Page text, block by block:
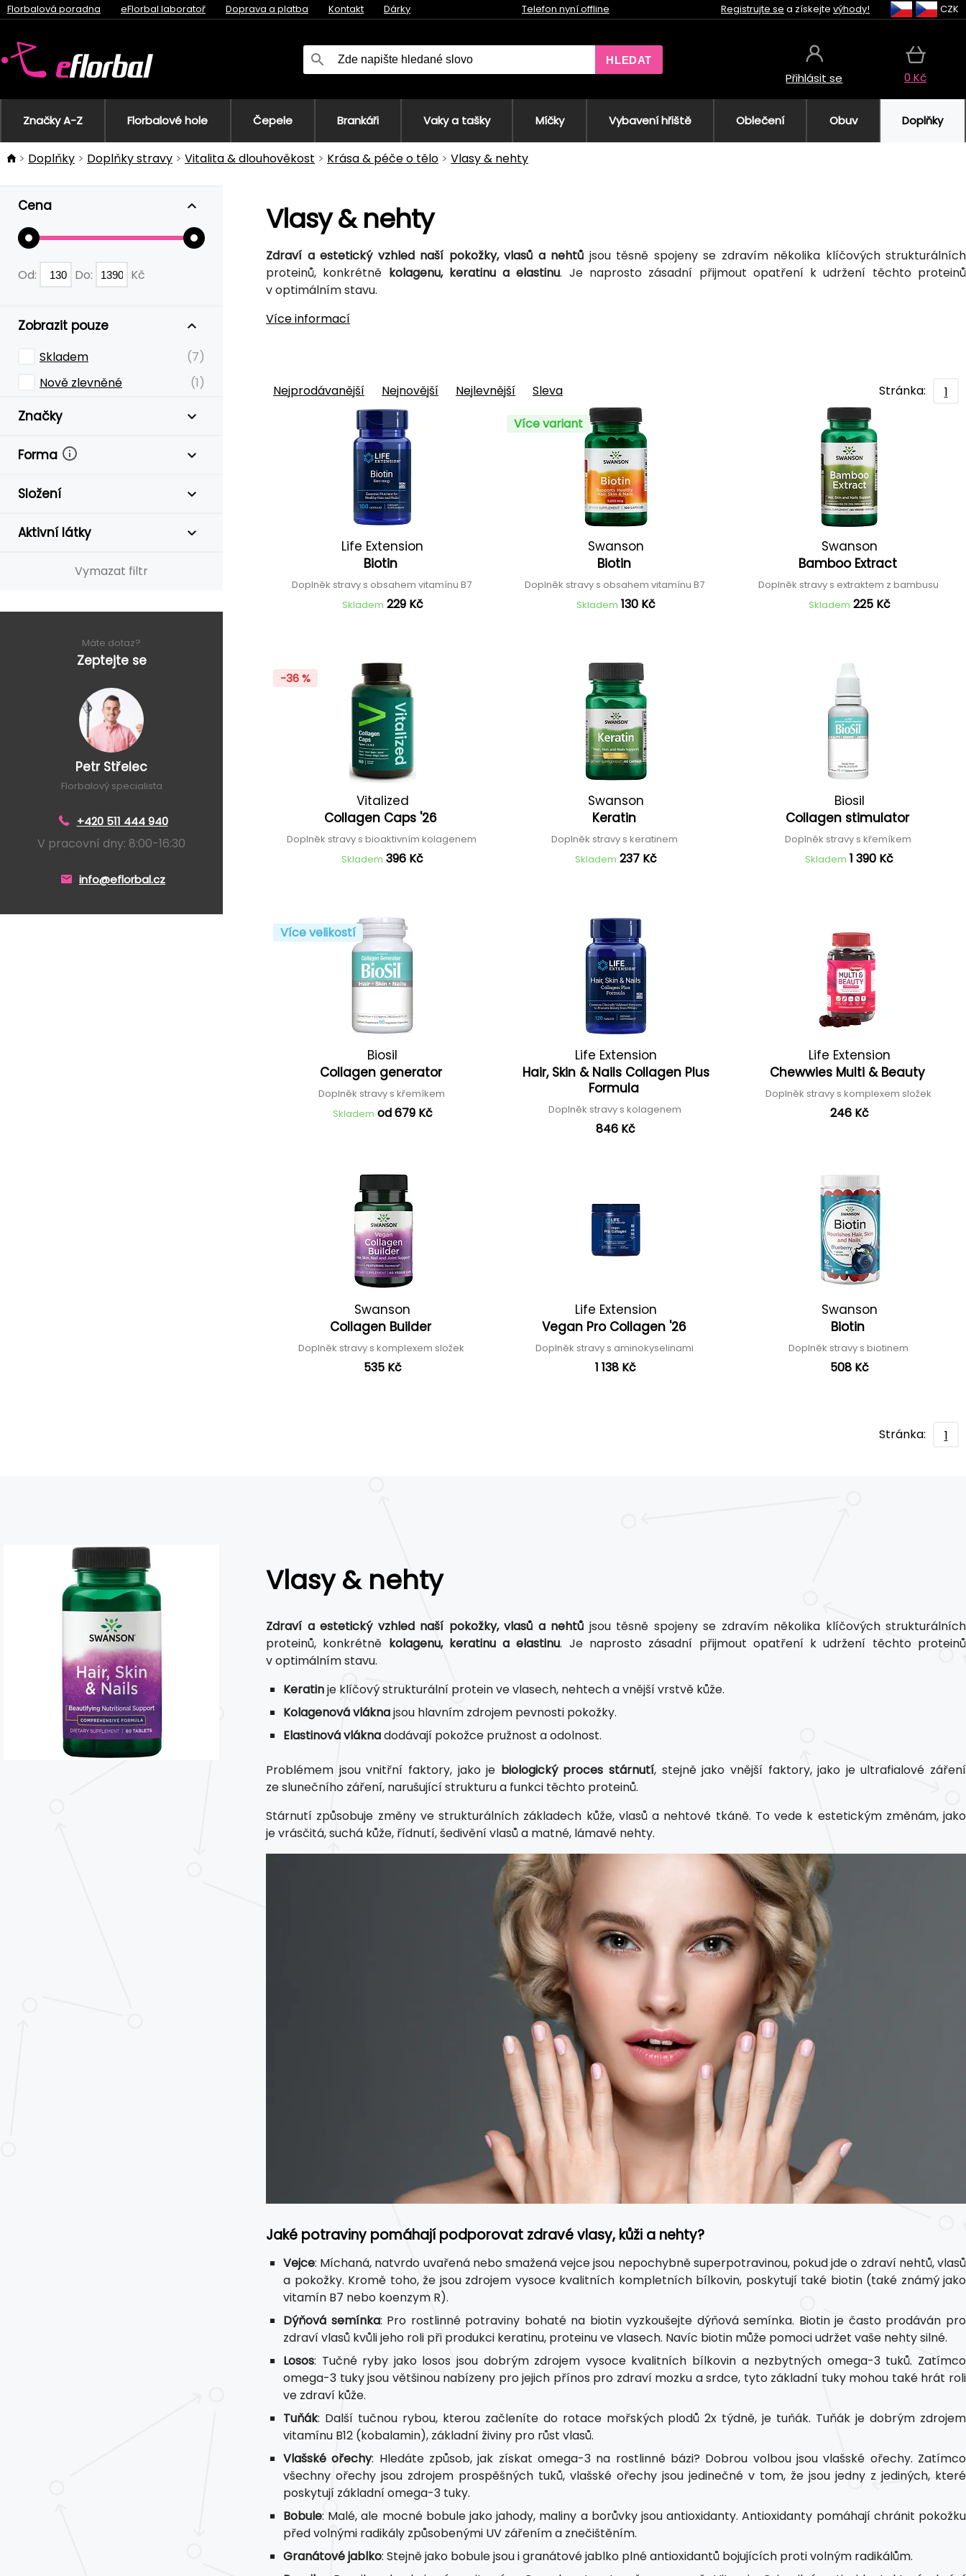
Florbalová poradna eFlorbal laboratoř Doprava a platba Kontakt Dárky Telefon nyní offline Registrujte se a získejte výhody! CZK
HLEDAT
Přihlásit se 0 Kč
Značky A-Z Florbalové hole Čepele Brankáři Vaky a tašky Míčky Vybavení hřiště Oblečení Obuv Doplňky
Doplňky Doplňky stravy Vitalita & dlouhověkost Krása & péče o tělo Vlasy & nehty
Cena
Od: Do: Kč
Zobrazit pouze
Skladem
(7)
Nově zlevněné
(1)
Značky
Forma
Složení
Aktivní látky
Vymazat filtr
Máte dotaz?
Zeptejte se
Petr Střelec
Florbalový specialista
+420 511 444 940
V pracovní dny: 8:00-16:30
info@eflorbal.cz
Vlasy & nehty
Zdraví a estetický vzhled naší pokožky, vlasů a nehtů jsou těsně spojeny se zdravím několika klíčových strukturálních
proteinů, konkrétně kolagenu, keratinu a elastinu. Je naprosto zásadní přijmout opatření k udržení těchto proteinů
v optimálním stavu.
Více informací
Nejprodávanější Nejnovější Nejlevnější Sleva Stránka: 1
Life Extension
Biotin
Doplněk stravy s obsahem vitamínu B7
Skladem 229 Kč
Více variant
Swanson
Biotin
Doplněk stravy s obsahem vitamínu B7
Skladem 130 Kč
Swanson
Bamboo Extract
Doplněk stravy s extraktem z bambusu
Skladem 225 Kč
-36 %
Vitalized
Collagen Caps '26
Doplněk stravy s bioaktivním kolagenem
Skladem 396 Kč
Swanson
Keratin
Doplněk stravy s keratinem
Skladem 237 Kč
Biosil
Collagen stimulator
Doplněk stravy s křemíkem
Skladem 1 390 Kč
Více velikostí
Biosil
Collagen generator
Doplněk stravy s křemíkem
Skladem od 679 Kč
Life Extension
Hair, Skin & Nails Collagen Plus
Formula
Doplněk stravy s kolagenem
846 Kč
Life Extension
Chewwies Multi & Beauty
Doplněk stravy s komplexem složek
246 Kč
Swanson
Collagen Builder
Doplněk stravy s komplexem složek
535 Kč
Life Extension
Vegan Pro Collagen '26
Doplněk stravy s aminokyselinami
1 138 Kč
Swanson
Biotin
Doplněk stravy s biotinem
508 Kč
Stránka: 1
Vlasy & nehty
Zdraví a estetický vzhled naší pokožky, vlasů a nehtů jsou těsně spojeny se zdravím několika klíčových strukturálních
proteinů, konkrétně kolagenu, keratinu a elastinu. Je naprosto zásadní přijmout opatření k udržení těchto proteinů
v optimálním stavu.
Keratinje klíčový strukturální protein ve vlasech, nehtech a vnější vrstvě kůže.
Kolagenová vláknajsou hlavním zdrojem pevnosti pokožky.
Elastinová vláknadodávají pokožce pružnost a odolnost.
Problémem jsou vnitřní faktory, jako je biologický proces stárnutí, stejně jako vnější faktory, jako je ultrafialové záření
ze slunečního záření, narušující strukturu a funkci těchto proteinů.
Stárnutí způsobuje změny ve strukturálních základech kůže, vlasů a nehtové tkáně. To vede k estetickým změnám, jako
je vrásčitá, suchá kůže, řídnutí, šedivění vlasů a matné, lámavé nehty.
Jaké potraviny pomáhají podporovat zdravé vlasy, kůži a nehty?
Vejce: Míchaná, natvrdo uvařená nebo smažená vejce jsou nepochybně superpotravinou, pokud jde o zdraví nehtů, vlasů
a pokožky. Kromě toho, že jsou zdrojem vysoce kvalitních kompletních bílkovin, poskytují také biotin (také známý jako
vitamín B7 nebo koenzym R).
Dýňová semínka: Pro rostlinné potraviny bohaté na biotin vyzkoušejte dýňová semínka. Biotin je často prodáván pro
zdraví vlasů kvůli jeho roli při produkci keratinu, proteinu ve vlasech. Navíc biotin může pomoci udržet vaše nehty silné.
Losos: Tučné ryby jako losos jsou dobrým zdrojem vysoce kvalitních bílkovin a nezbytných omega-3 tuků. Zatímco
omega-3 tuky jsou většinou nabízeny pro jejich přínos pro zdraví mozku a srdce, tyto základní tuky mohou také hrát roli
ve zdraví kůže.
Tuňák: Další tučnou rybou, kterou začleníte do rotace mořských plodů 2x týdně, je tuňák. Tuňák je dobrým zdrojem
vitamínu B12 (kobalamin), základní živiny pro růst vlasů.
Vlašské ořechy: Hledáte způsob, jak získat omega-3 na rostlinné bázi? Dobrou volbou jsou vlašské ořechy. Zatímco
všechny ořechy jsou zdrojem prospěšných tuků, vlašské ořechy jsou jedinečné v tom, že jsou jedny z jediných, které
poskytují základní omega-3 tuky.
Bobule: Malé, ale mocné bobule jako jahody, maliny a borůvky jsou antioxidanty. Antioxidanty pomáhají chránit pokožku
před volnými radikály způsobenými UV zářením a znečištěním.
Granátové jablko: Stejně jako bobule jsou i granátové jablko plné antioxidantů bojujících proti volným radikálům.